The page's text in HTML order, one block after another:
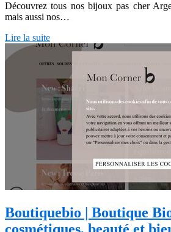
Découvrez tous nos bijoux pas cher
mais aussi nos…
Lire la suite
Boutiquebio | Boutique